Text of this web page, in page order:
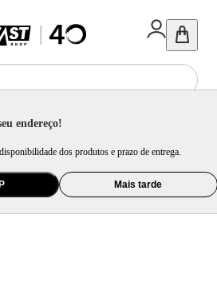
endereço!
dos produtos e prazo de entrega.
Mais tarde